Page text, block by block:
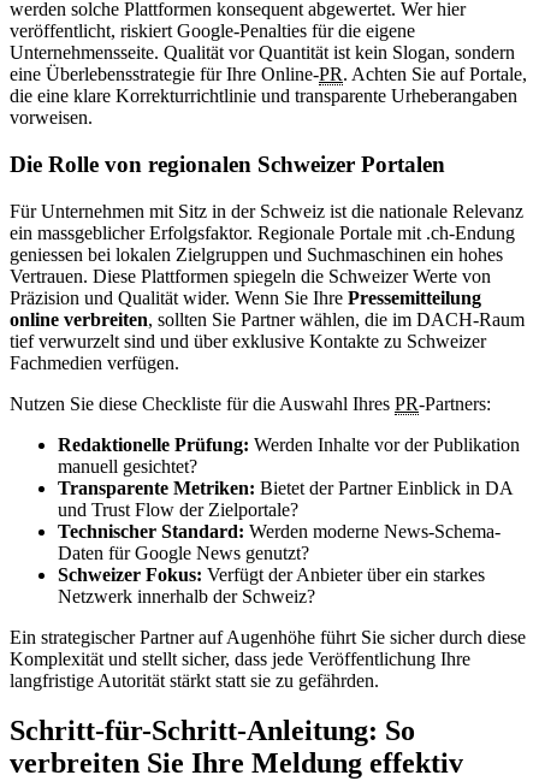
werden solche Plattformen konsequent abgewertet. Wer hier
veröffentlicht, riskiert Google-Penalties für die eigene
Unternehmensseite. Qualität vor Quantität ist kein Slogan, sondern
eine Überlebensstrategie für Ihre Online-PR. Achten Sie auf Portale,
die eine klare Korrekturrichtlinie und transparente Urheberangaben
vorweisen.
Die Rolle von regionalen Schweizer Portalen
Für Unternehmen mit Sitz in der Schweiz ist die nationale Relevanz
ein massgeblicher Erfolgsfaktor. Regionale Portale mit .ch-Endung
geniessen bei lokalen Zielgruppen und Suchmaschinen ein hohes
Vertrauen. Diese Plattformen spiegeln die Schweizer Werte von
Präzision und Qualität wider. Wenn Sie Ihre Pressemitteilung
online verbreiten, sollten Sie Partner wählen, die im DACH-Raum
tief verwurzelt sind und über exklusive Kontakte zu Schweizer
Fachmedien verfügen.
Nutzen Sie diese Checkliste für die Auswahl Ihres PR-Partners:
Redaktionelle Prüfung: Werden Inhalte vor der Publikation
manuell gesichtet?
Transparente Metriken: Bietet der Partner Einblick in DA
und Trust Flow der Zielportale?
Technischer Standard: Werden moderne News-Schema-
Daten für Google News genutzt?
Schweizer Fokus: Verfügt der Anbieter über ein starkes
Netzwerk innerhalb der Schweiz?
Ein strategischer Partner auf Augenhöhe führt Sie sicher durch diese
Komplexität und stellt sicher, dass jede Veröffentlichung Ihre
langfristige Autorität stärkt statt sie zu gefährden.
Schritt-für-Schritt-Anleitung: So
verbreiten Sie Ihre Meldung effektiv